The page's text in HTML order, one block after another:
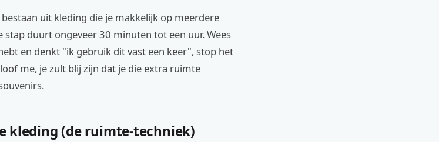
uit kleding die je makkelijk op meerdere
duurt ongeveer 30 minuten tot een uur. Wees
en denkt "ik gebruik dit vast een keer", stop het
me, je zult blij zijn dat je die extra ruimte
kleding (de ruimte-techniek)